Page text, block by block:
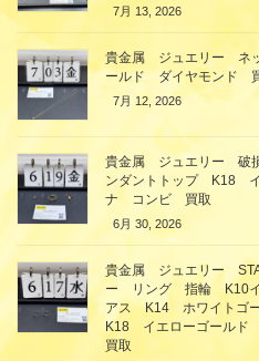
7月 13, 2026
貴金属 ジュエリー ネ
ールド ダイヤモンド
7月 12, 2026
貴金属 ジュエリー 破
ンダントトップ K18
ナ コンビ 買取
6月 30, 2026
貴金属 ジュエリー
ー リング 指輪 K10イ
アス K14 ホワイトゴ
K18 イエローゴール
買取